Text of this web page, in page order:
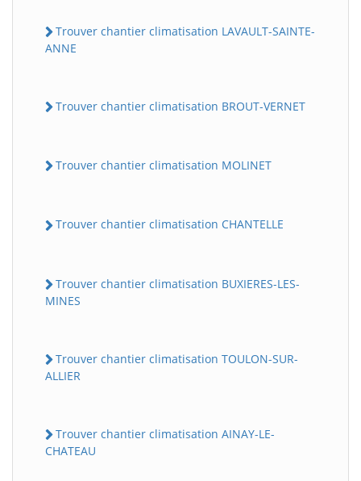
Trouver chantier climatisation LAVAULT-SAINTE-
ANNE
Trouver chantier climatisation BROUT-VERNET
Trouver chantier climatisation MOLINET
Trouver chantier climatisation CHANTELLE
Trouver chantier climatisation BUXIERES-LES-
MINES
Trouver chantier climatisation TOULON-SUR-
ALLIER
Trouver chantier climatisation AINAY-LE-
CHATEAU